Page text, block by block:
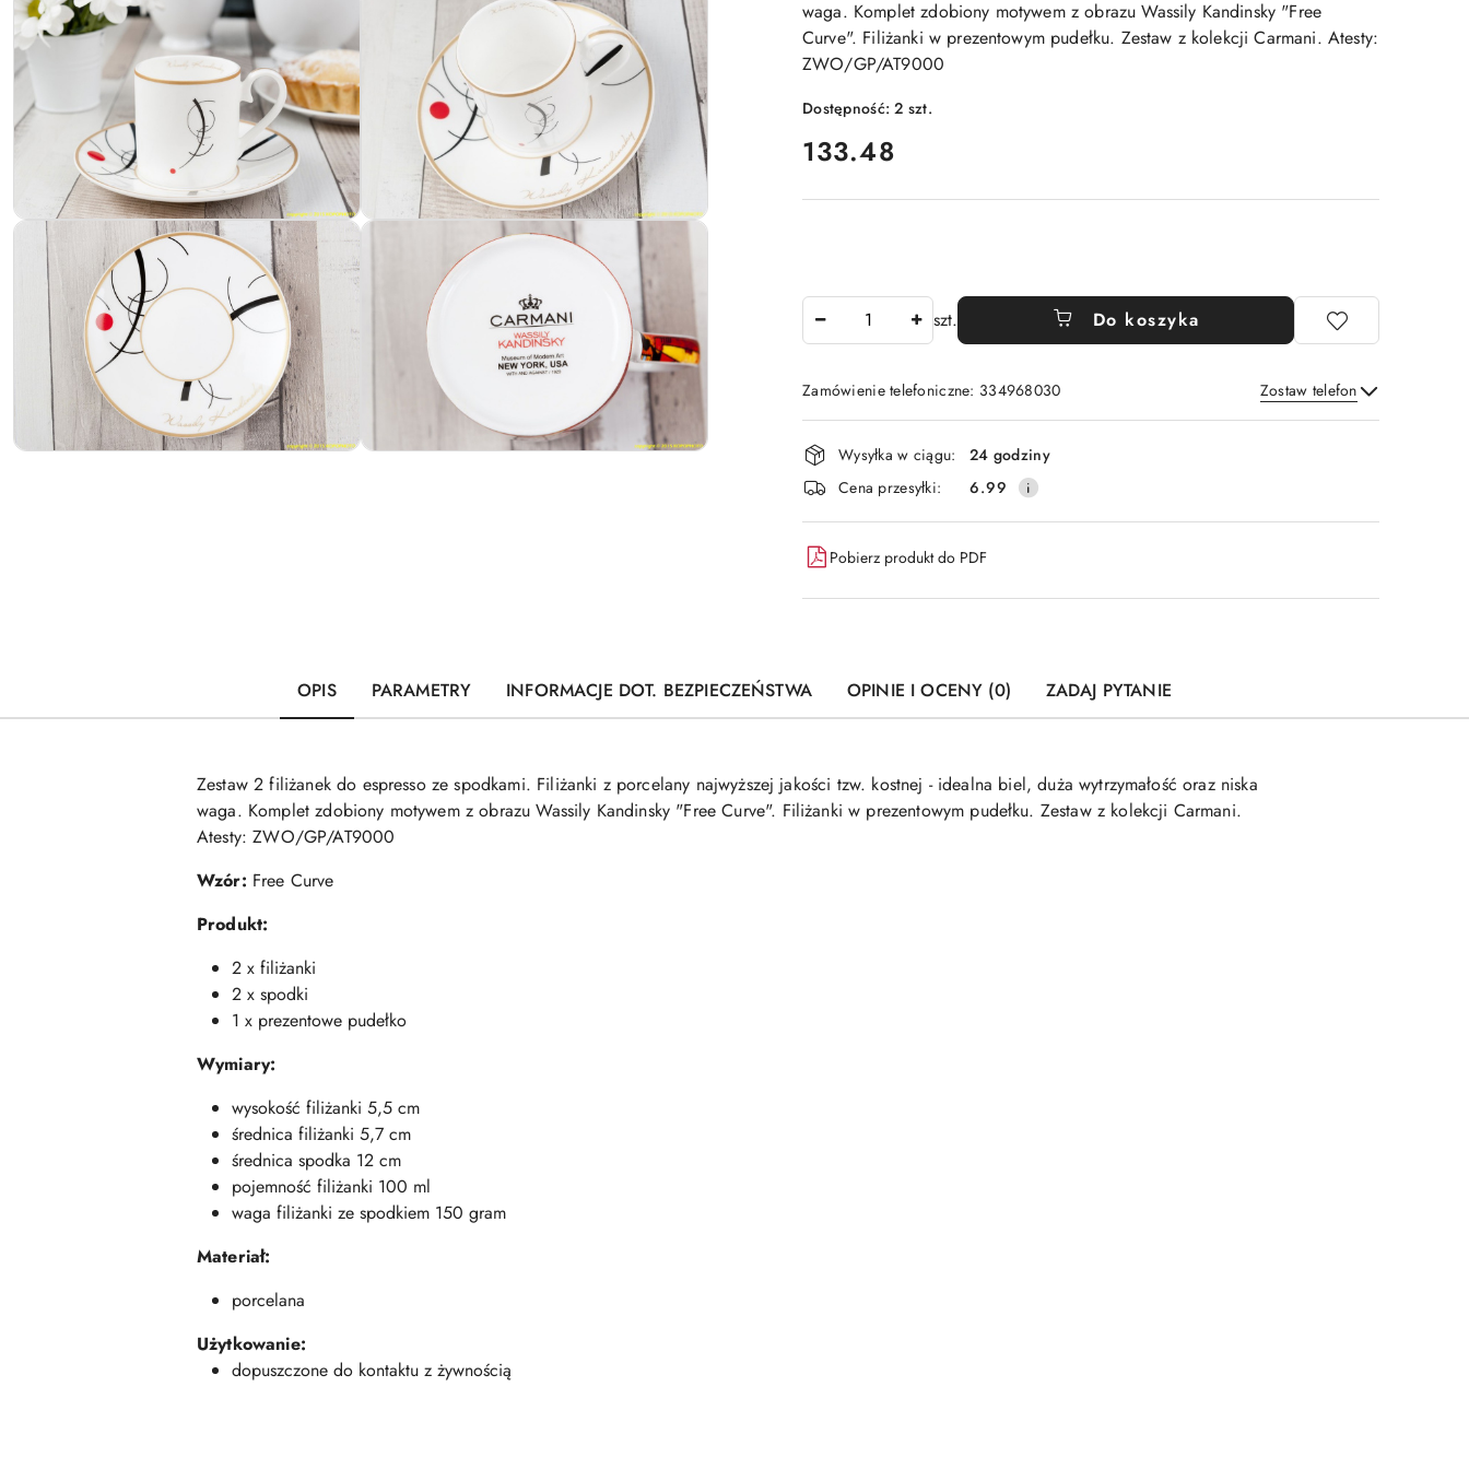
waga. Komplet zdobiony motywem z obrazu Wassily Kandinsky "Free
Curve". Filiżanki w prezentowym pudełku. Zestaw z kolekcji Carmani. Atesty:
ZWO/GP/AT9000
Dostępność:2 szt.
cena:
133.48
szt. Do koszyka
Zamówienie telefoniczne: 334968030 Zostaw telefon
Wyślij
Dostępność
i
dostawa
Wysyłka w ciągu:
24 godziny
Cena przesyłki:
6.99
Pobierz produkt do PDF
OPIS PARAMETRY INFORMACJE DOT. BEZPIECZEŃSTWA OPINIE I OCENY (0) ZADAJ PYTANIE
Zestaw 2 filiżanek do espresso ze spodkami. Filiżanki z porcelany najwyższej jakości tzw. kostnej - idealna biel, duża wytrzymałość oraz niska
waga. Komplet zdobiony motywem z obrazu Wassily Kandinsky "Free Curve". Filiżanki w prezentowym pudełku. Zestaw z kolekcji Carmani.
Atesty: ZWO/GP/AT9000
Wzór: Free Curve
Produkt:
2 x filiżanki
2 x spodki
1 x prezentowe pudełko
Wymiary:
wysokość filiżanki 5,5 cm
średnica filiżanki 5,7 cm
średnica spodka 12 cm
pojemność filiżanki 100 ml
waga filiżanki ze spodkiem 150 gram
Materiał:
porcelana
Użytkowanie:
dopuszczone do kontaktu z żywnością